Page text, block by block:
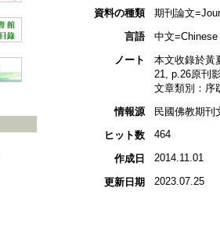
資料の種類
期刊論文
言語
中文=Chinese
ノート
本文收錄於黃
21, p.26原刊影
文章類別：序
情報源
民國佛教期刊
ヒット数
464
作成日 2014.11.01
更新日期 2023.07.25